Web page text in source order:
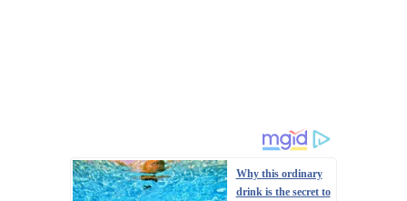
Why this ordinary
drink is the secret to